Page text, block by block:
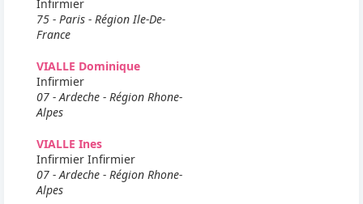
Infirmier
75 - Paris - Région Ile-De-
France
VIALLE Dominique
Infirmier
07 - Ardeche - Région Rhone-
Alpes
VIALLE Ines
Infirmier Infirmier
07 - Ardeche - Région Rhone-
Alpes